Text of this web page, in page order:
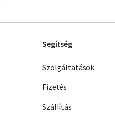
Segítség
Szolgáltatások
Fizetés
Szállítás